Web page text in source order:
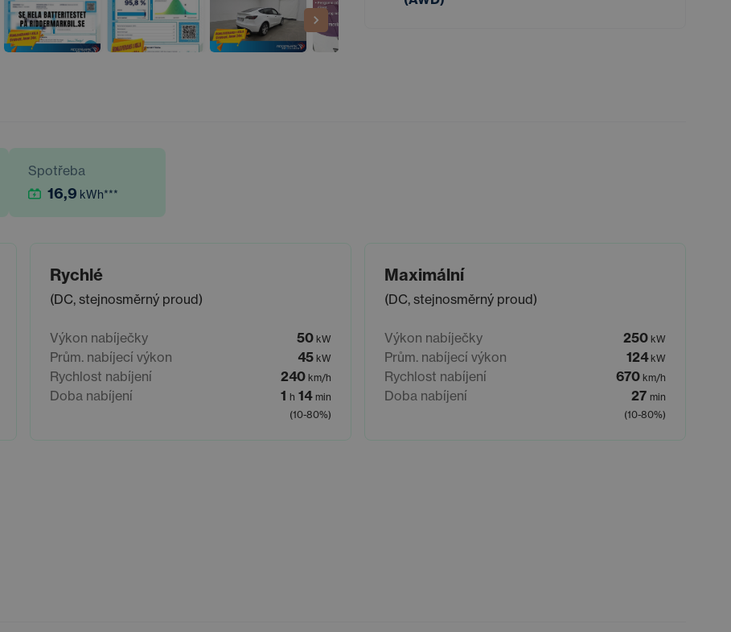
Spotřeba
16,9 kWh***
Rychlé
(DC, stejnosměrný proud)
Výkon nabíječky 50 kW
Prům. nabíjecí výkon 45 kW
Rychlost nabíjení 240 km/h
Doba nabíjení 1 h 14 min
(10-80%)
Maximální
(DC, stejnosměrný proud)
Výkon nabíječky 250 kW
Prům. nabíjecí výkon 124 kW
Rychlost nabíjení 670 km/h
Doba nabíjení 27 min
(10-80%)